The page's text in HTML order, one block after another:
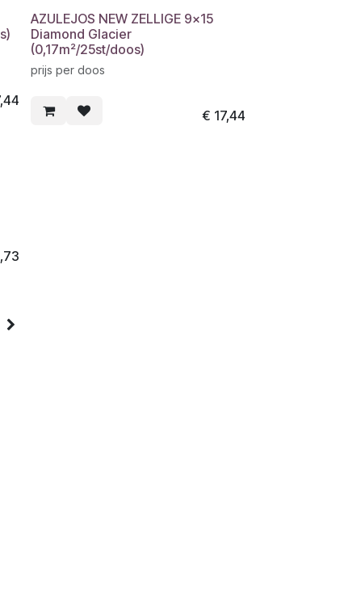
AZULEJOS NEW ZELLIGE 9x15
Diamond Glacier
(0,17m²/25st/doos)
prijs per doos
€ 17,44